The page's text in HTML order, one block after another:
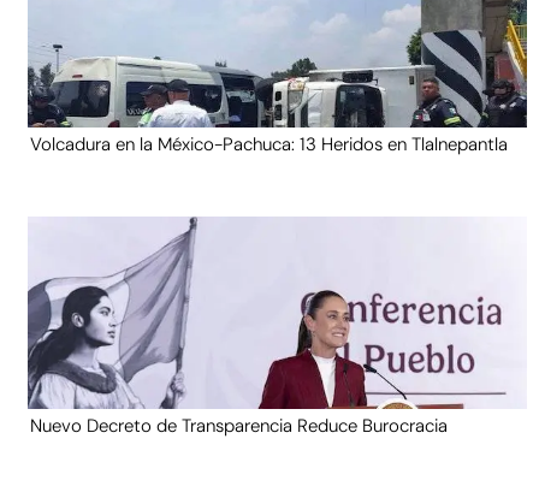
Volcadura en la México-Pachuca: 13 Heridos en Tlalnepantla
Nuevo Decreto de Transparencia Reduce Burocracia